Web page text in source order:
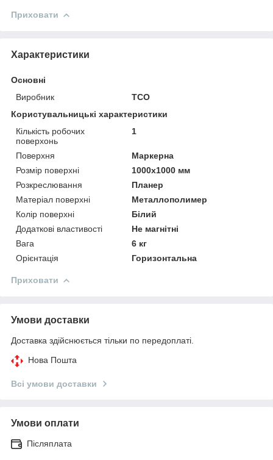
Приховати
Характеристики
Основні
Виробник
ТСО
Користувальницькі характеристики
Кількість робочих
поверхонь
1
Поверхня
Маркерна
Розмір поверхні
1000х1000 мм
Розкреслювання
Планер
Матеріал поверхні
Металлополимер
Колір поверхні
Білий
Додаткові властивості
Не магнітні
Вага
6 кг
Орієнтація
Горизонтальна
Приховати
Умови доставки
Доставка здійснюється тільки по передоплаті.
Нова Пошта
Всі умови доставки
Умови оплати
Післяплата